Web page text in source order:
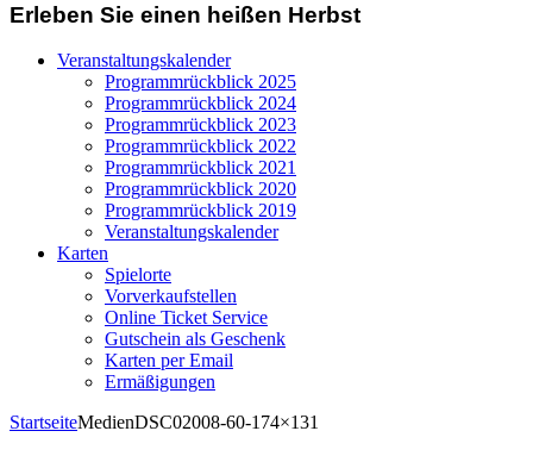
Erleben Sie einen heißen Herbst
Veranstaltungskalender
Programmrückblick 2025
Programmrückblick 2024
Programmrückblick 2023
Programmrückblick 2022
Programmrückblick 2021
Programmrückblick 2020
Programmrückblick 2019
Veranstaltungskalender
Karten
Spielorte
Vorverkaufstellen
Online Ticket Service
Gutschein als Geschenk
Karten per Email
Ermäßigungen
StartseiteMedienDSC02008-60-174×131